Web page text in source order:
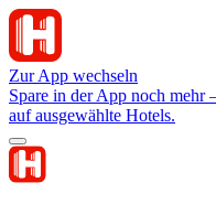
Zur App wechseln
Spare in der App noch mehr
auf ausgewählte Hotels.